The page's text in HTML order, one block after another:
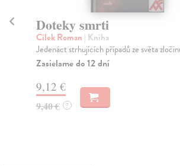
Doteky smrti
Cílek Roman | Kniha
Jedenáct strhujících případů ze světa
Zasielame do 12 dní
9,12 €
9,40 € ?